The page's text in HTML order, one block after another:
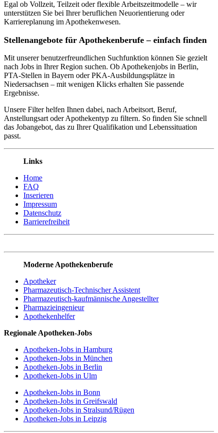
Egal ob Vollzeit, Teilzeit oder flexible Arbeitszeitmodelle – wir
unterstützen Sie bei Ihrer beruflichen Neuorientierung oder
Karriereplanung im Apothekenwesen.
Stellenangebote für Apothekenberufe – einfach finden
Mit unserer benutzerfreundlichen Suchfunktion können Sie gezielt
nach Jobs in Ihrer Region suchen. Ob Apothekenjobs in Berlin,
PTA-Stellen in Bayern oder PKA-Ausbildungsplätze in
Niedersachsen – mit wenigen Klicks erhalten Sie passende
Ergebnisse.
Unsere Filter helfen Ihnen dabei, nach Arbeitsort, Beruf,
Anstellungsart oder Apothekentyp zu filtern. So finden Sie schnell
das Jobangebot, das zu Ihrer Qualifikation und Lebenssituation
passt.
Links
Home
FAQ
Inserieren
Impressum
Datenschutz
Barrierefreiheit
Moderne Apothekenberufe
Apotheker
Pharmazeutisch-Technischer Assistent
Pharmazeutisch-kaufmännische Angestellter
Pharmazieingenieur
Apothekenhelfer
Regionale Apotheken-Jobs
Apotheken-Jobs in Hamburg
Apotheken-Jobs in München
Apotheken-Jobs in Berlin
Apotheken-Jobs in Ulm
Apotheken-Jobs in Bonn
Apotheken-Jobs in Greifswald
Apotheken-Jobs in Stralsund/Rügen
Apotheken-Jobs in Leipzig